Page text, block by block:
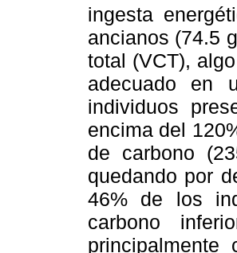
ingesta
ancianos (74.5
total (VCT),
adecuado en
individuos
encima del
de carbono
quedando por
46% de los
carbono
principalmente